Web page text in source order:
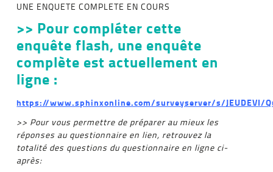
UNE ENQUETE COMPLETE EN COURS
>> Pour compléter cette
enquête flash, une enquête
complète est actuellement en
ligne :
https://www.sphinxonline.com/surveyserver/s/JEUDEVI/
>> Pour vous permettre de préparer au mieux les
réponses au questionnaire en lien, retrouvez la
totalité des questions du questionnaire en ligne ci-
après: